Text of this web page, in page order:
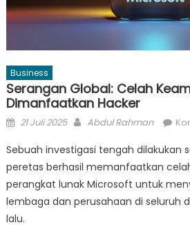
Business
Serangan Global: Celah
Dimanfaatkan Hacker
Posted
21 Juli 2025 Author
Abdul Rahman
Sebuah investigasi tengah dilakukan
peretas berhasil memanfaatkan
perangkat lunak Microsoft untuk
lembaga dan perusahaan di seluruh
lalu.